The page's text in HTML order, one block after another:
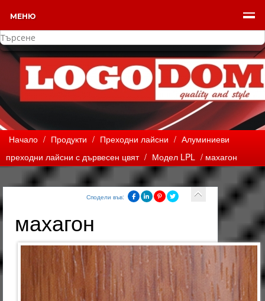
МЕНЮ
Начало / Продукти / Преходни лайсни / Алуминиеви
преходни лайсни с дървесен цвят / Модел LPL / махагон
Сподели във:
махагон